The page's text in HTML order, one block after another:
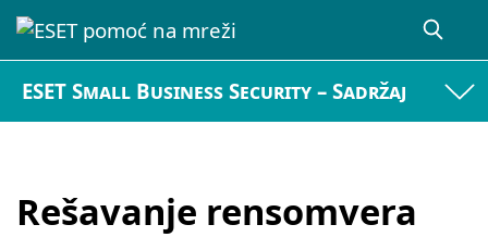
ESET Small Business Security – Sadržaj
Rešavanje rensomvera